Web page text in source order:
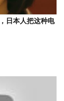
日本人把这种电